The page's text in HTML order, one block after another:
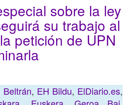
sobre la ley
su trabajo al
petición de UPN
Beltrán, EH Bildu, ElDiario.es,